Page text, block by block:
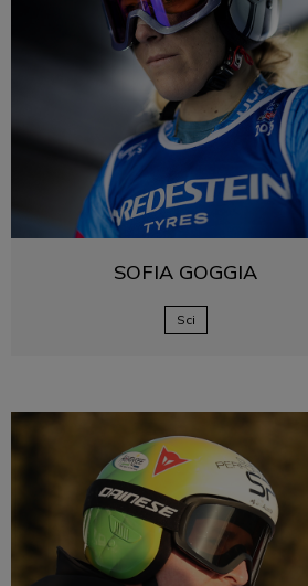
SOFIA GOGGIA
Sci